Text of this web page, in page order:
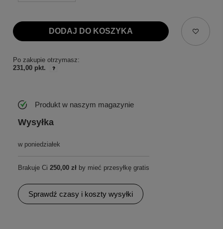
DODAJ DO KOSZYKA
Po zakupie otrzymasz:
231,00 pkt.
Produkt w naszym magazynie
Wysyłka
w poniedziałek
Brakuje Ci 250,00 zł by mieć przesyłkę gratis
Sprawdź czasy i koszty wysyłki